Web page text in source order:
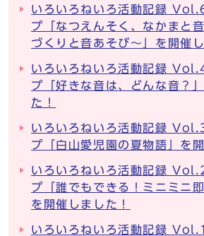
いろいろねいろ活動記録
プ「なつえんそく、なかまと
づくりと音あそび～」を開催し
いろいろねいろ活動記録
プ「好きな音は、どんな音？
た！
いろいろねいろ活動記録
プ「白山愛児園の夏物語」を
いろいろねいろ活動記録
プ「誰でもできる！ミニミニ
を開催しました！
いろいろねいろ活動記録